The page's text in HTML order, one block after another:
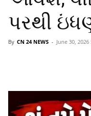
પરથી
By CN 24 NEWS - June 30, 2026